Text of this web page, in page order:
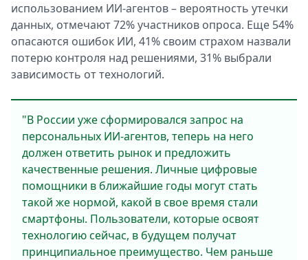
использованием ИИ-агентов – вероятность утечки
данных, отмечают 72% участников опроса. Еще 54%
опасаются ошибок ИИ, 41% своим страхом назвали
потерю контроля над решениями, 31% выбрали
зависимость от технологий.
"В России уже сформировался запрос на
персональных ИИ-агентов, теперь на него
должен ответить рынок и предложить
качественные решения. Личные цифровые
помощники в ближайшие годы могут стать
такой же нормой, какой в свое время стали
смартфоны. Пользователи, которые освоят
технологию сейчас, в будущем получат
принципиальное преимущество. Чем раньше